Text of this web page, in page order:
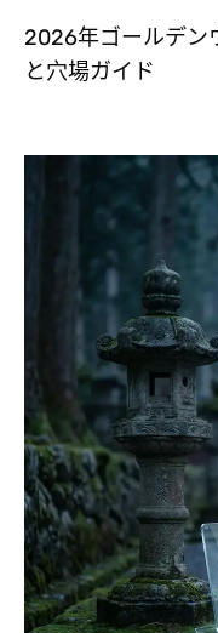
2026年ゴールデン
と穴場ガイド